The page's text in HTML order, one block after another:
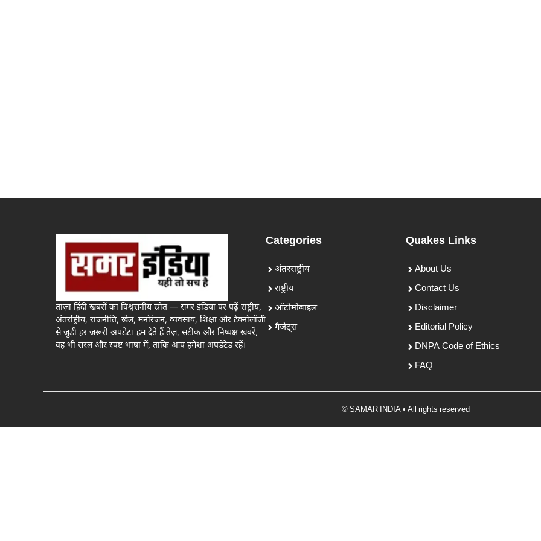
ताज़ा हिंदी खबरों का विश्वसनीय स्रोत — समर इंडिया पर पढ़ें राष्ट्रीय,
अंतर्राष्ट्रीय, राजनीति, खेल, मनोरंजन, व्यवसाय, शिक्षा और टेक्नोलॉजी
से जुड़ी हर जरूरी अपडेट। हम देते हैं तेज़, सटीक और निष्पक्ष खबरें,
वह भी सरल और स्पष्ट भाषा में, ताकि आप हमेशा अपडेटेड रहें।
Categories
अंतरराष्ट्रीय
राष्ट्रीय
ऑटोमोबाइल
गैजेट्स
Quakes Links
About Us
Contact Us
Disclaimer
Editorial Policy
DNPA Code of Ethics
FAQ
© SAMAR INDIA • All rights reserved